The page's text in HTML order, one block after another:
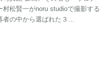
松賢一がnoru studioで撮影する
者の中から選ばれた３…